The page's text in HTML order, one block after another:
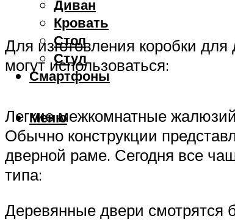
Диван
Кровать
Стол
Стул
Смартфоны
Меню
Для изготовления коробки
могут использоваться:
Легкие межкомнатные
Обычно конструкции
дверной раме. Сегодня все
типа:
Деревянные двери смотрятся